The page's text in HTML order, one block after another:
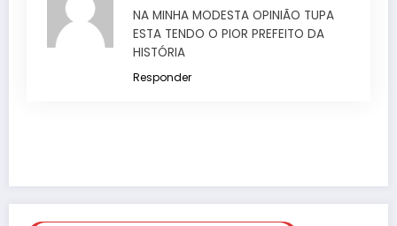
NA MINHA MODESTA OPINIÃO TUPA
ESTA TENDO O PIOR PREFEITO DA
HISTÓRIA
Responder